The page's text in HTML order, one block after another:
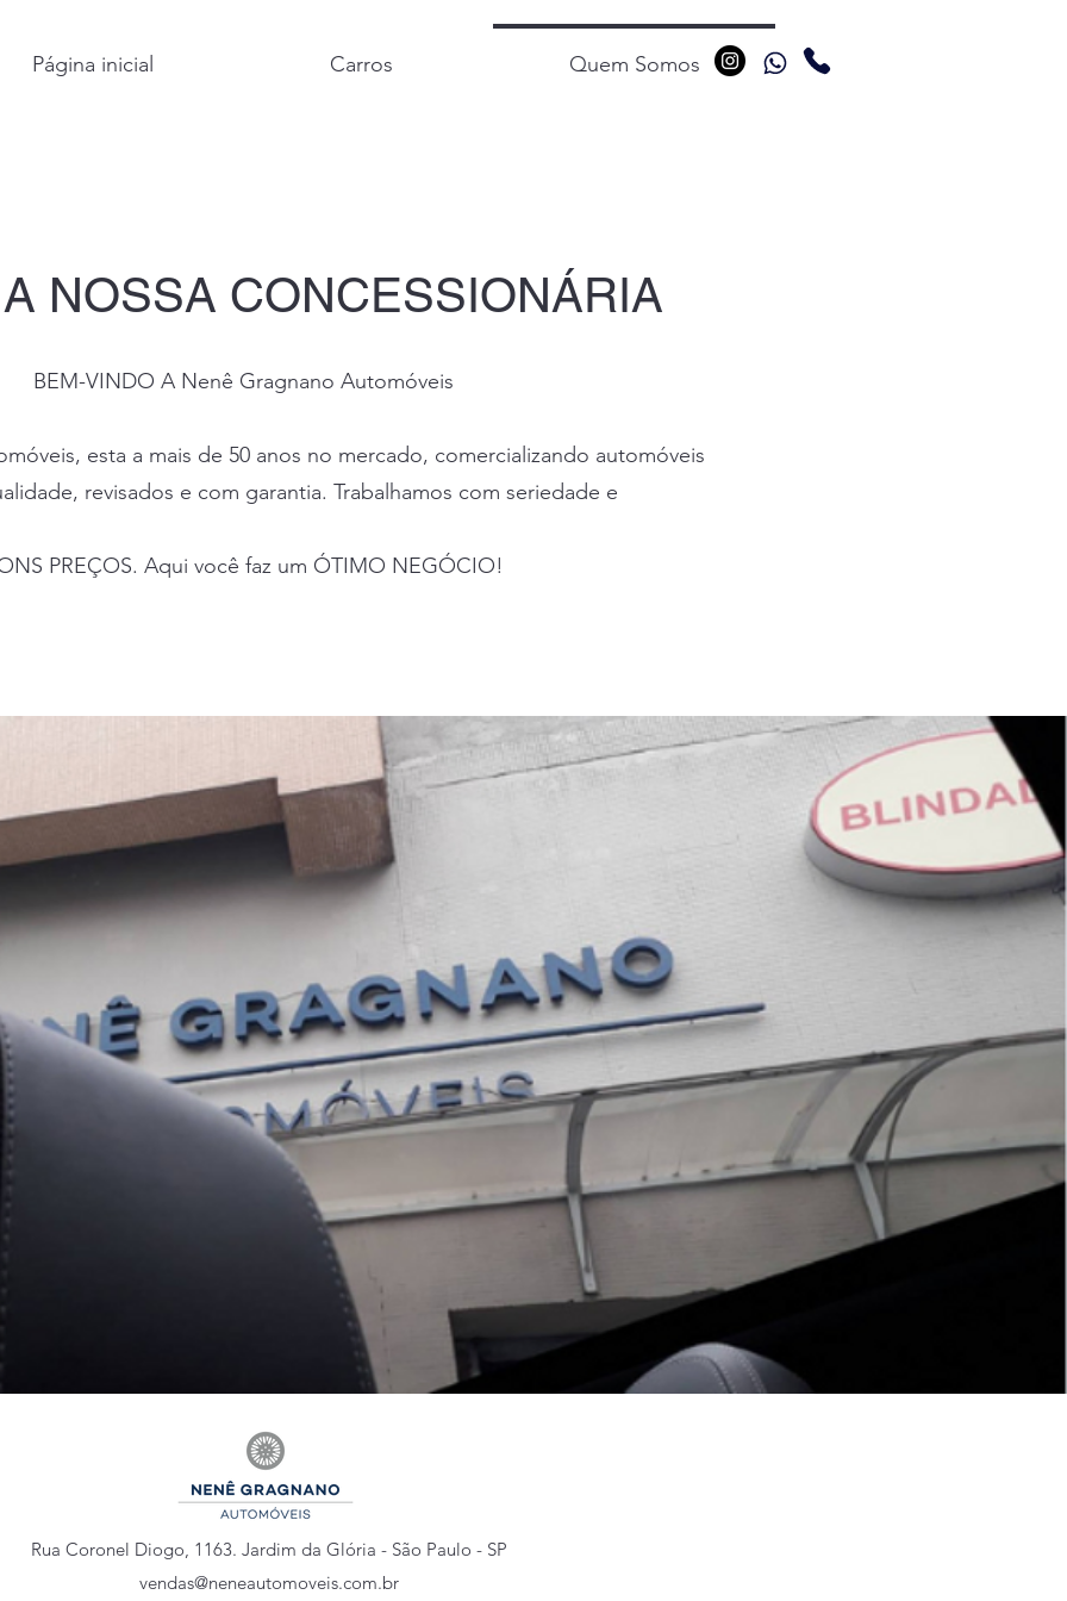
Página inicial Carros Quem Somos
NOSSA CONCESSIONÁRIA
BEM-VINDO A Nenê Gragnano Automóveis
esta a mais de 50 anos no mercado, comercializando automóveis
revisados e com garantia. Trabalhamos com seriedade e
PREÇOS. Aqui você faz um ÓTIMO NEGÓCIO!
Rua Coronel Diogo, 1163. Jardim da Glória - São Paulo - SP
vendas@neneautomoveis.com.br